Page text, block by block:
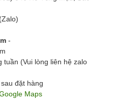
(Zalo)
-
tuần (Vui lòng liên hệ zalo
đặt hàng
Maps